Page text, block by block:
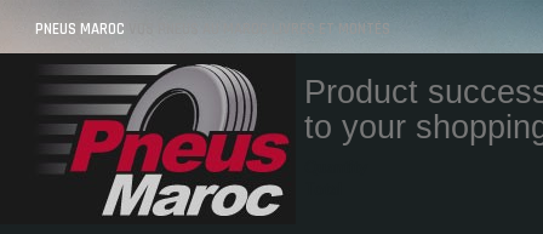
PNEUS MAROC VOS PNEUS AU MAROC LIVRÉS ET MONTÉS
Product
to your